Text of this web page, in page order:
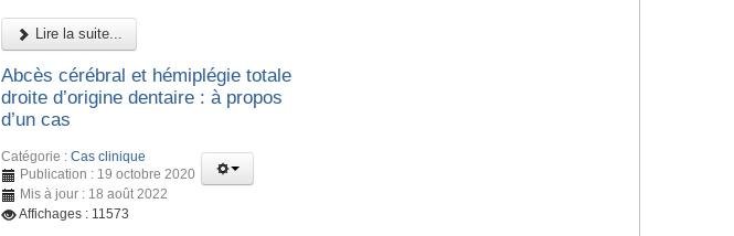
Lire la suite...
Abcès cérébral et hémiplégie totale
droite d’origine dentaire : à propos
d’un cas
Catégorie :Cas clinique
Publication : 19 octobre 2020
Mis à jour : 18 août 2022
Affichages : 11573